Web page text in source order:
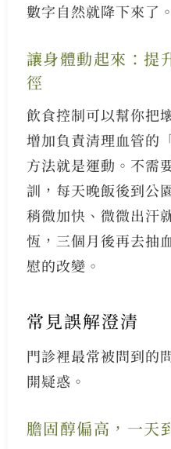
數字自然就降下來了。
讓身體動起來：提
徑
飲食控制可以幫你把
增加負責清理血管的
方法就是運動。不需
訓，每天晚飯後到公
稍微加快、微微出汗
恆，三個月後再去抽
慰的改變。
常見誤解澄清
門診裡最常被問到的
開疑惑。
膽固醇偏高，一天